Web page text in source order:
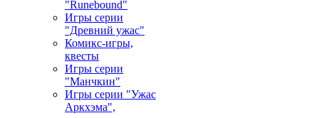
"Runebound"
Игры серии
"Древний ужас"
Комикс-игры,
квесты
Игры серии
"Манчкин"
Игры серии "Ужас
Аркхэма",